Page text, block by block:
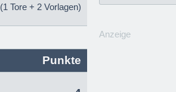
(1 Tore + 2 Vorlagen)
Punkte
Anzeige